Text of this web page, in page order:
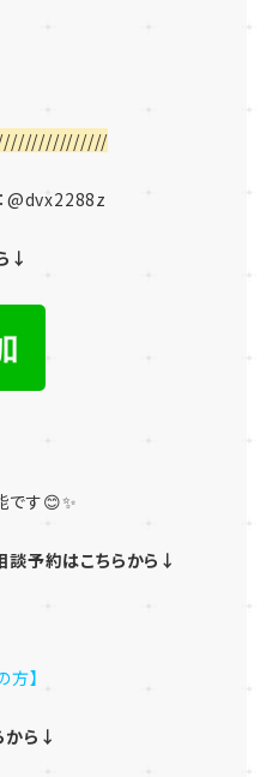
@dvx2288z
↓
です😊✨
予約はこちらから↓
方】
から↓